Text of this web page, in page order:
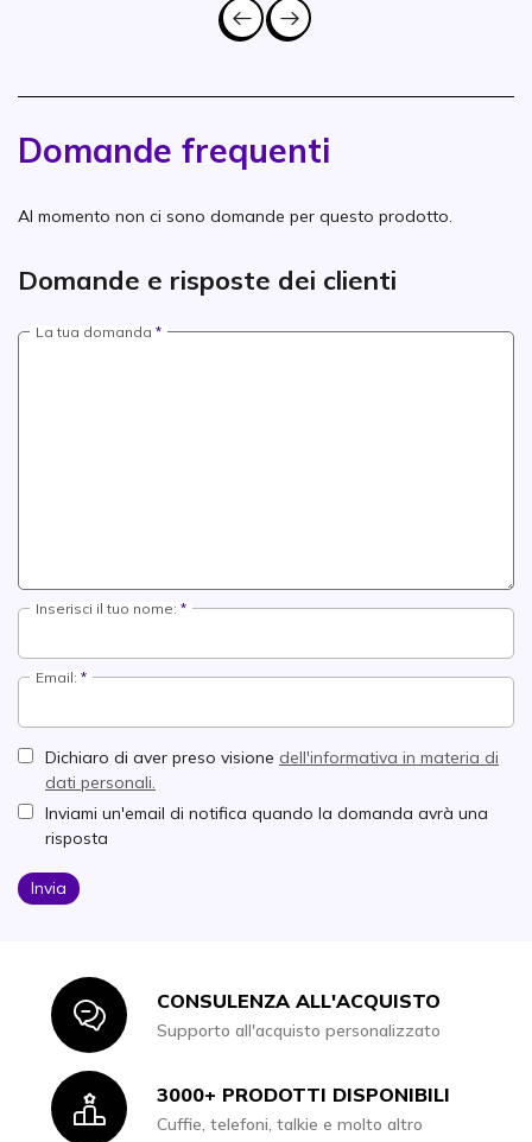
Domande frequenti
Al momento non ci sono domande per questo prodotto.
Domande e risposte dei clienti
La tua domanda
Inserisci il tuo nome:
Email:
Dichiaro di aver preso visione dell'informativa in materia di
dati personali.
Inviami un'email di notifica quando la domanda avrà una
risposta
Invia
IconCONSULENZA ALL'ACQUISTO
Supporto all'acquisto personalizzato
Icon3000+ PRODOTTI DISPONIBILI
Cuffie, telefoni, talkie e molto altro